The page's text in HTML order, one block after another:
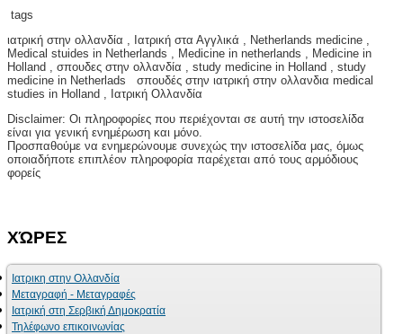
tags
ιατρική στην ολλανδία , Ιατρική στα Αγγλικά , Netherlands medicine ,
Medical stuides in Netherlands , Medicine in netherlands , Medicine in
Holland , σπουδες στην ολλανδία , study medicine in Holland , study
medicine in Netherlads σπουδές στην ιατρική στην ολλανδια medical
studies in Holland , Ιατρική Ολλανδία
Disclaimer: Οι πληροφορίες που περιέχονται σε αυτή την ιστοσελίδα
είναι για γενική ενημέρωση και μόνο.
Προσπαθούμε να ενημερώνουμε συνεχώς την ιστοσελίδα μας, όμως
οποιαδήποτε επιπλέον πληροφορία παρέχεται από τους αρμόδιους
φορείς
ΧΏΡΕΣ
Ιατρικη στην Ολλανδία
Μεταγραφή - Μεταγραφές
Ιατρική στη Σερβική Δημοκρατία
Τηλέφωνο επικοινωνίας